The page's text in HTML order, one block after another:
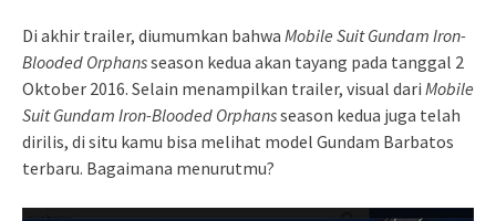
Di akhir trailer, diumumkan bahwa Mobile Suit Gundam Iron-
Blooded Orphansseason kedua akan tayang pada tanggal 2
Oktober 2016. Selain menampilkan trailer, visual dari Mobile
Suit Gundam Iron-Blooded Orphansseason kedua juga telah
dirilis, di situ kamu bisa melihat model Gundam Barbatos
terbaru. Bagaimana menurutmu?